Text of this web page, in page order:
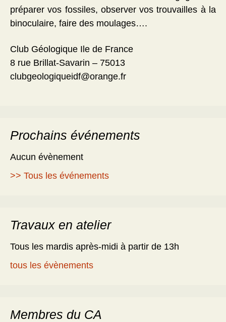
préparer vos fossiles, observer vos trouvailles à la
binoculaire, faire des moulages….
Club Géologique Ile de France
8 rue Brillat-Savarin – 75013
clubgeologiqueidf@orange.fr
Prochains événements
Aucun évènement
>> Tous les événements
Travaux en atelier
Tous les mardis après-midi à partir de 13h
tous les évènements
Membres du CA